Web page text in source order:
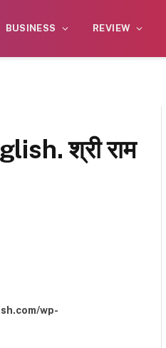
BUSINESS REVIEW
श्री राम
wp-